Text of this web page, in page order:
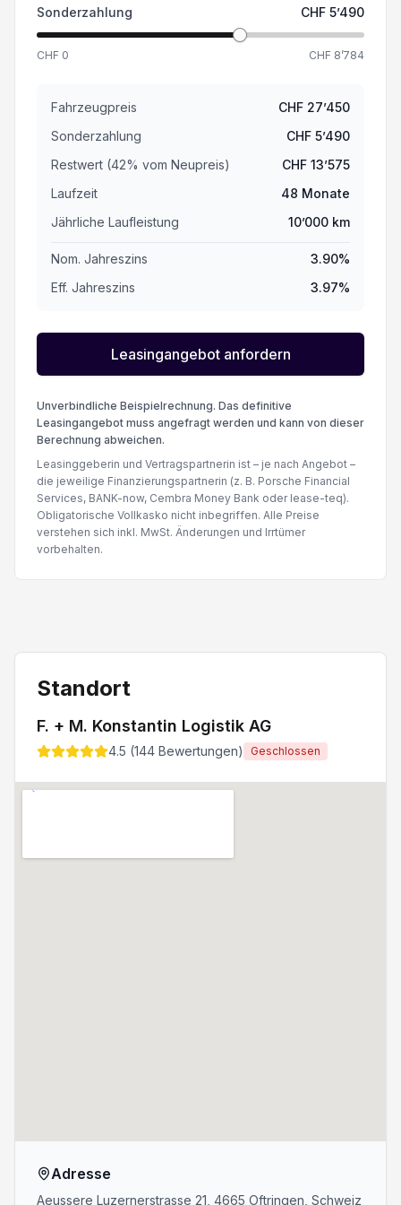
Sonderzahlung CHF 5’490
CHF 0 CHF 8’784
Fahrzeugpreis CHF 27’450
Sonderzahlung
CHF 5’490
Restwert (42% vom Neupreis) CHF 13’575
Laufzeit
48 Monate
Jährliche Laufleistung
10’000 km
Nom. Jahreszins 3.90%
Eff. Jahreszins
3.97%
Leasingangebot anfordern
Unverbindliche Beispielrechnung. Das definitive
Leasingangebot muss angefragt werden und kann von dieser
Berechnung abweichen.
Leasinggeberin und Vertragspartnerin ist – je nach Angebot –
die jeweilige Finanzierungspartnerin (z. B. Porsche Financial
Services, BANK-now, Cembra Money Bank oder lease-teq).
Obligatorische Vollkasko nicht inbegriffen. Alle Preise
verstehen sich inkl. MwSt. Änderungen und Irrtümer
vorbehalten.
Standort
F. + M. Konstantin Logistik AG
4.5 (144 Bewertungen) Geschlossen
Adresse
Aeussere Luzernerstrasse 21, 4665 Oftringen, Schweiz